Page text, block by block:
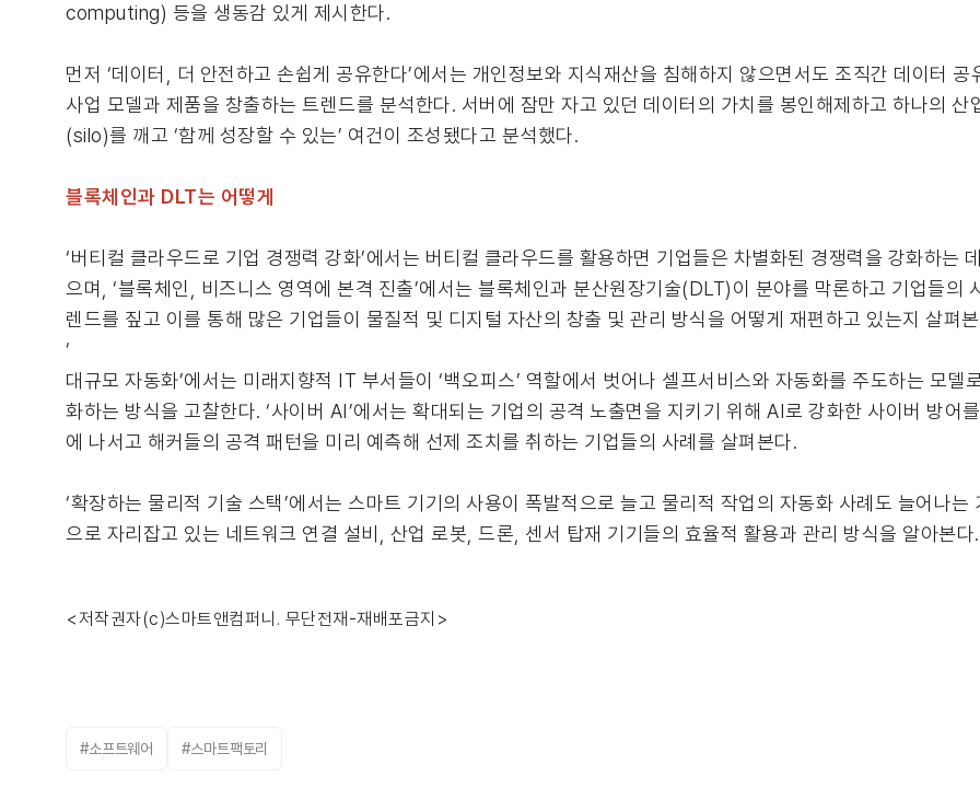
computing) 등을 생동감 있게 제시한다.
먼저 ‘데이터, 더 안전하고 손쉽게 공유한다’에서는 개인정보와 지식재산을 침해하지 않으면서도 조직간 데이터
사업 모델과 제품을 창출하는 트렌드를 분석한다. 서버에 잠만 자고 있던 데이터의 가치를 봉인해제하고 하나의
(silo)를 깨고 ‘함께 성장할 수 있는’ 여건이 조성됐다고 분석했다.
블록체인과 DLT는 어떻게
‘버티컬 클라우드로 기업 경쟁력 강화’에서는 버티컬 클라우드를 활용하면 기업들은 차별화된 경쟁력을 강화하는
으며, ‘블록체인, 비즈니스 영역에 본격 진출’에서는 블록체인과 분산원장기술(DLT)이 분야를 막론하고 기업들의
렌드를 짚고 이를 통해 많은 기업들이 물질적 및 디지털 자산의 창출 및 관리 방식을 어떻게 재편하고 있는지 살펴
‘
대규모 자동화’에서는 미래지향적 IT 부서들이 ‘백오피스’ 역할에서 벗어나 셀프서비스와 자동화를 주도하는 모델
화하는 방식을 고찰한다. ‘사이버 AI’에서는 확대되는 기업의 공격 노출면을 지키기 위해 AI로 강화한 사이버 방어
에 나서고 해커들의 공격 패턴을 미리 예측해 선제 조치를 취하는 기업들의 사례를 살펴본다.
‘확장하는 물리적 기술 스택’에서는 스마트 기기의 사용이 폭발적으로 늘고 물리적 작업의 자동화 사례도 늘어나
으로 자리잡고 있는 네트워크 연결 설비, 산업 로봇, 드론, 센서 탑재 기기들의 효율적 활용과 관리 방식을 알아본다.
<저작권자(c)스마트앤컴퍼니. 무단전재-재배포금지>
#소프트웨어 #스마트팩토리